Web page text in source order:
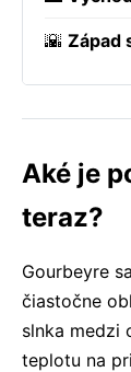
🌇 Západ
Aké je
teraz?
Gourbeyre
čiastočne
slnka medzi
teplotu na